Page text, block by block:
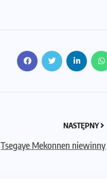
NASTĘPNY
Tsegaye Mekonnen niewinny